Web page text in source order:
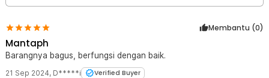
Membantu (0)
Mantaph
Barangnya bagus, berfungsi dengan baik.
21 Sep 2024, D*****i Verified Buyer